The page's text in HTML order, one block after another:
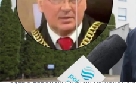
Sędzia Łubowski / Marcin Romanowski